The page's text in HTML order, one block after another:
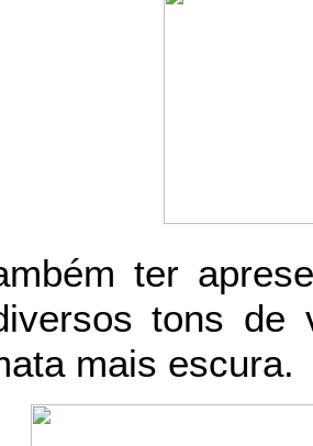
ter
tons de
mais escura.